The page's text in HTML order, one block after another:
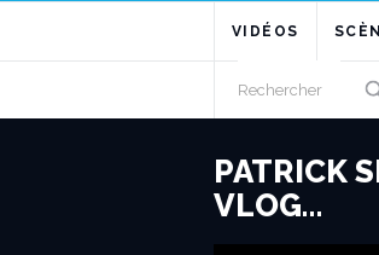
VIDÉOS
PATRICK
VLOG…